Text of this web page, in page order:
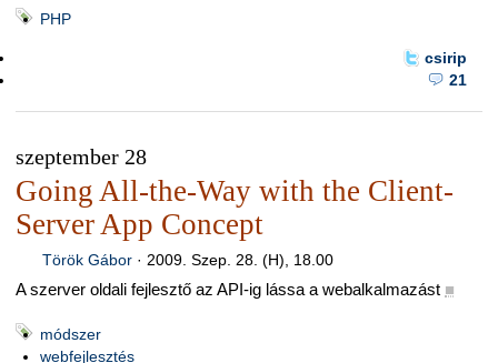
PHP
csirip
21
szeptember 28
Going All-the-Way with the Client-
Server App Concept
Török Gábor· 2009. Szep. 28. (H), 18.00
A szerver oldali fejlesztő az API-ig lássa a webalkalmazást ■
módszer
webfejlesztés